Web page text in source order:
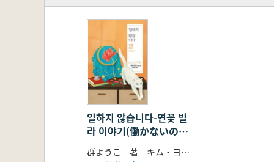
일하지 않습니다-연꽃 빌
라 이야기(働かないの―
れんげ荘物語)群ようこ
長編小説
群ようこ 著 キム・ヨンジュ 訳